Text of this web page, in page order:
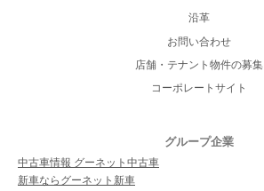
沿革
お問い合わせ
店舗・テナント物件の募集
コーポレートサイト
グループ企業
中古車情報 グーネット中古車
新車ならグーネット新車